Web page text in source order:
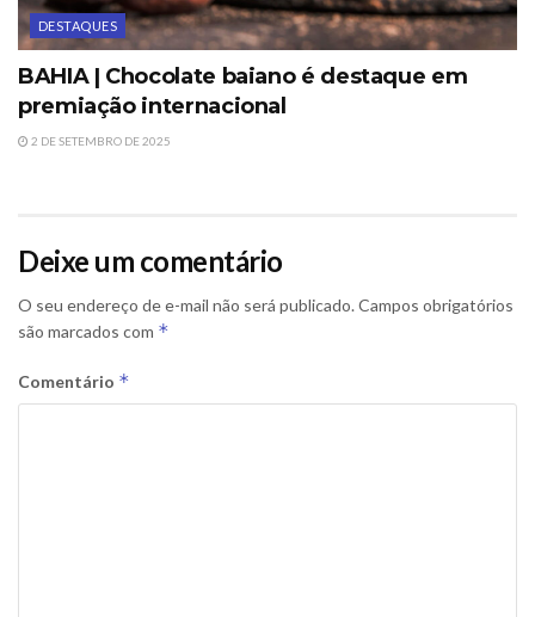
DESTAQUES
BAHIA | Chocolate baiano é destaque em
premiação internacional
2 DE SETEMBRO DE 2025
Deixe um comentário
O seu endereço de e-mail não será publicado. Campos obrigatórios
são marcados com *
Comentário *